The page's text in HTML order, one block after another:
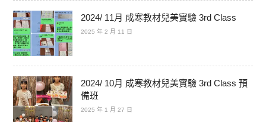
2024/ 11月 成寒教材兒美實驗 3rd Class
2025 年 2 月 11 日
2024/ 10月 成寒教材兒美實驗 3rd Class 預
備班
2025 年 1 月 27 日